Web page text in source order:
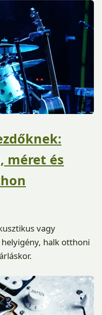
méret és
vagy
halk otthoni